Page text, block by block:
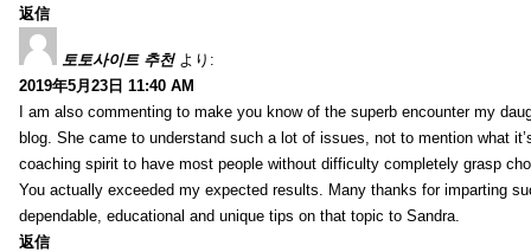
返信
토토사이트 추천 より:
2019年5月23日 11:40 AM
I am also commenting to make you know of the superb encounter my
blog. She came to understand such a lot of issues, not to mention what
coaching spirit to have most people without difficulty completely grasp
You actually exceeded my expected results. Many thanks for imparting
dependable, educational and unique tips on that topic to Sandra.
返信